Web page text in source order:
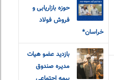
حوزه بازاریابی و
فروش فولاد
خراسان*
بازدید عضو هیات
مدیره صندوق